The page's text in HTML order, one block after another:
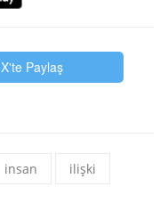
X'te Paylaş
insan ilişki